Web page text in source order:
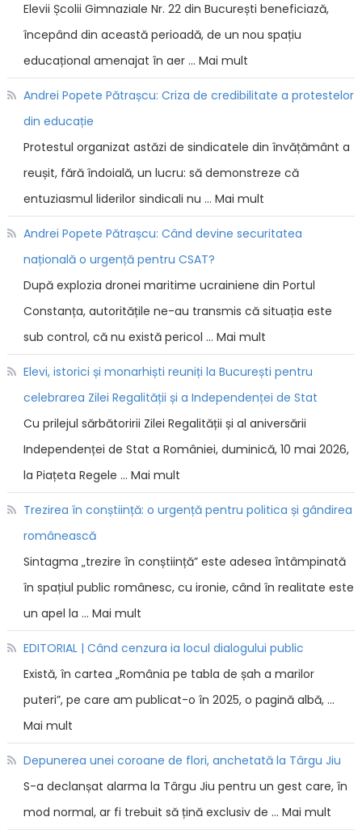
Elevii Școlii Gimnaziale Nr. 22 din București beneficiază,
începând din această perioadă, de un nou spațiu
educațional amenajat în aer … Mai mult
Andrei Popete Pătrașcu: Criza de credibilitate a protestelor
din educație
Protestul organizat astăzi de sindicatele din învățământ a
reușit, fără îndoială, un lucru: să demonstreze că
entuziasmul liderilor sindicali nu … Mai mult
Andrei Popete Pătrașcu: Când devine securitatea
națională o urgență pentru CSAT?
După explozia dronei maritime ucrainiene din Portul
Constanța, autoritățile ne-au transmis că situația este
sub control, că nu există pericol … Mai mult
Elevi, istorici și monarhiști reuniți la București pentru
celebrarea Zilei Regalității și a Independenței de Stat
Cu prilejul sărbătoririi Zilei Regalității și al aniversării
Independenței de Stat a României, duminică, 10 mai 2026,
la Piațeta Regele … Mai mult
Trezirea în conștiință: o urgență pentru politica și gândirea
românească
Sintagma „trezire în conștiință” este adesea întâmpinată
în spațiul public românesc, cu ironie, când în realitate este
un apel la … Mai mult
EDITORIAL | Când cenzura ia locul dialogului public
Există, în cartea „România pe tabla de șah a marilor
puteri”, pe care am publicat-o în 2025, o pagină albă, …
Mai mult
Depunerea unei coroane de flori, anchetată la Târgu Jiu
S-a declanșat alarma la Târgu Jiu pentru un gest care, în
mod normal, ar fi trebuit să țină exclusiv de … Mai mult